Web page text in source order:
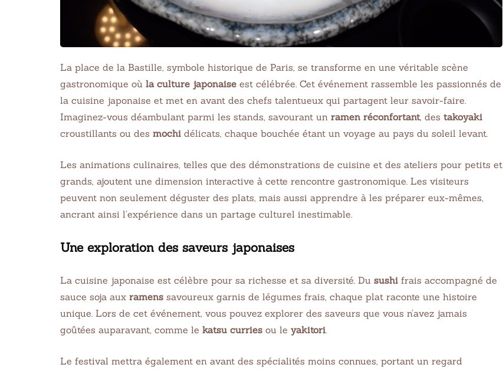
La place de la Bastille, symbole historique de Paris, se transforme en une véritable scène
gastronomique où la culture japonaise est célébrée. Cet événement rassemble les passionnés de
la cuisine japonaise et met en avant des chefs talentueux qui partagent leur savoir-faire.
Imaginez-vous déambulant parmi les stands, savourant un ramen réconfortant, des takoyaki
croustillants ou des mochi délicats, chaque bouchée étant un voyage au pays du soleil levant.
Les animations culinaires, telles que des démonstrations de cuisine et des ateliers pour petits et
grands, ajoutent une dimension interactive à cette rencontre gastronomique. Les visiteurs
peuvent non seulement déguster des plats, mais aussi apprendre à les préparer eux-mêmes,
ancrant ainsi l’expérience dans un partage culturel inestimable.
Une exploration des saveurs japonaises
La cuisine japonaise est célèbre pour sa richesse et sa diversité. Du sushi frais accompagné de
sauce soja aux ramens savoureux garnis de légumes frais, chaque plat raconte une histoire
unique. Lors de cet événement, vous pouvez explorer des saveurs que vous n’avez jamais
goûtées auparavant, comme le katsu curries ou le yakitori.
Le festival mettra également en avant des spécialités moins connues, portant un regard